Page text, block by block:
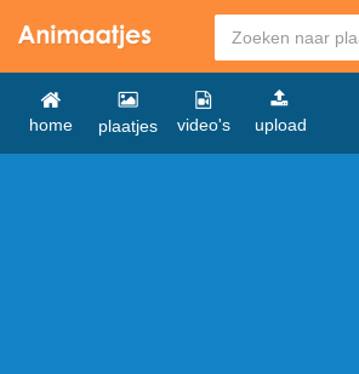
home plaatjes video's upload